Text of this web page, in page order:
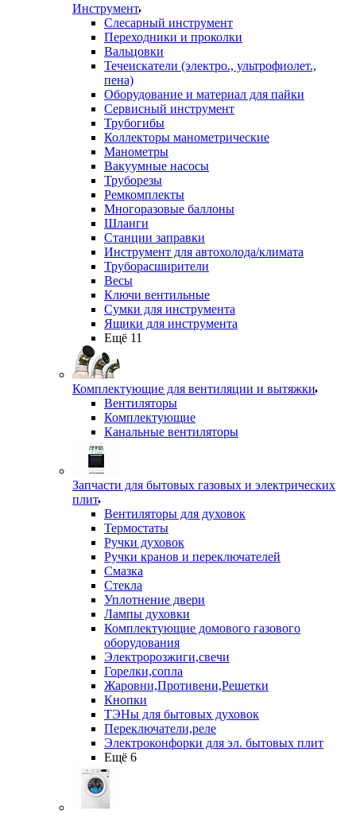
Инструмент
Слесарный инструмент
Переходники и проколки
Вальцовки
Течеискатели (электро., ультрофиолет.,
пена)
Оборудование и материал для пайки
Сервисный инструмент
Трубогибы
Коллекторы манометрические
Манометры
Вакуумные насосы
Труборезы
Ремкомплекты
Многоразовые баллоны
Шланги
Станции заправки
Инструмент для автохолода/климата
Труборасширители
Весы
Ключи вентильные
Сумки для инструмента
Ящики для инструмента
Ещё 11
Комплектующие для вентиляции и вытяжки
Вентиляторы
Комплектующие
Канальные вентиляторы
Запчасти для бытовых газовых и электрических
плит
Вентиляторы для духовок
Термостаты
Ручки духовок
Ручки кранов и переключателей
Смазка
Стекла
Уплотнение двери
Лампы духовки
Комплектующие домового газового
оборудования
Электророзжиги,свечи
Горелки,сопла
Жаровни,Противени,Решетки
Кнопки
ТЭНы для бытовых духовок
Переключатели,реле
Электроконфорки для эл. бытовых плит
Ещё 6